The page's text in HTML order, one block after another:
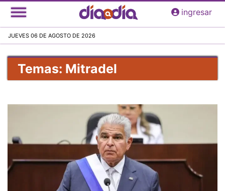
Pasar
al
principal
ingresar
JUEVES 06 DE AGOSTO DE 2026
Temas: Mitradel